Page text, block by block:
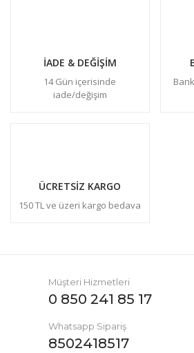
İADE & DEĞİŞİM
14 Gün içerisinde
iade/değişim
ÜCRETSİZ KARGO
150 TL ve üzeri kargo bedava
Müşteri Hizmetleri
0 850 241 85 17
Whatsapp Sipariş
8502418517